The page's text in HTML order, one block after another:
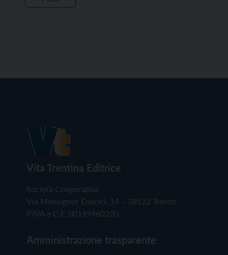
Vita Trentina Editrice
Società Cooperativa
Via Monsignor Endrici, 14 – 38122 Trento
P.IVA e C.F. 00199960220
Amministrazione trasparente